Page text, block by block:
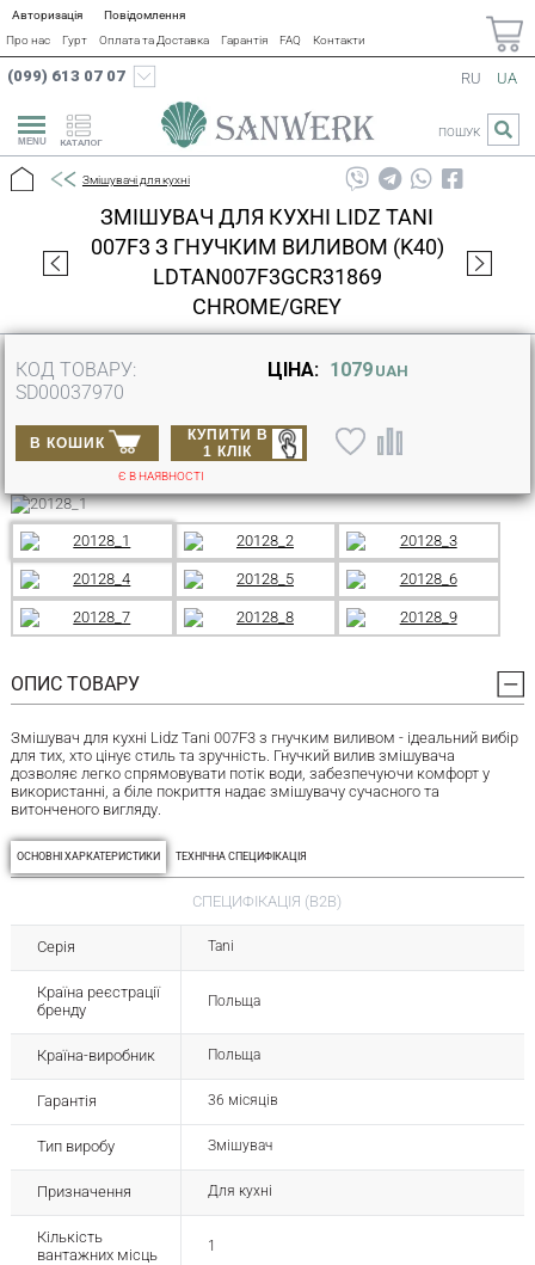
Авторизація
Повідомлення
Про нас
Гурт Оплата та Доставка Гарантія FAQ Контакти
(099) 613 07 07
КАТАЛОГ
RU UA
ПОШУК
Змішувачі для кухні
ЗМІШУВАЧ ДЛЯ КУХНІ LIDZ TANI
007F3 З ГНУЧКИМ ВИЛИВОМ (K40)
LDTAN007F3GCR31869
CHROME/GREY
КОД ТОВАРУ:
SD00037970
ЦІНА: 1079 UAH
В КОШИК
КУПИТИ В
1 КЛІК
Є В НАЯВНОСТІ
ОПИС ТОВАРУ
Змішувач для кухні Lidz Tani 007F3 з гнучким виливом - ідеальний вибір
для тих, хто цінує стиль та зручність. Гнучкий вилив змішувача
дозволяє легко спрямовувати потік води, забезпечуючи комфорт у
використанні, а біле покриття надає змішувачу сучасного та
витонченого вигляду.
ОСНОВНІ ХАРКАТЕРИСТИКИ ТЕХНІЧНА СПЕЦИФІКАЦІЯ
СПЕЦИФІКАЦІЯ (B2B)
Серія Tani
Країна реєстрації
бренду
Польща
Країна-виробник Польща
Гарантія 36 місяців
Тип виробу Змішувач
Призначення Для кухні
Кількість
вантажних місць
1